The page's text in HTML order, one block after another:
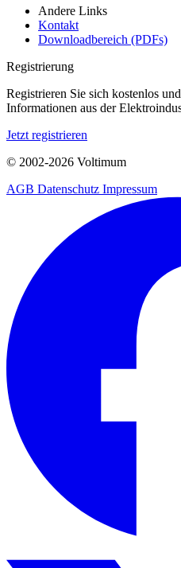
Andere Links
Kontakt
Downloadbereich (PDFs)
Registrierung
Registrieren Sie sich kostenlos
Informationen aus der
Jetzt registrieren
© 2002-2026 Voltimum
AGB Datenschutz Impressum